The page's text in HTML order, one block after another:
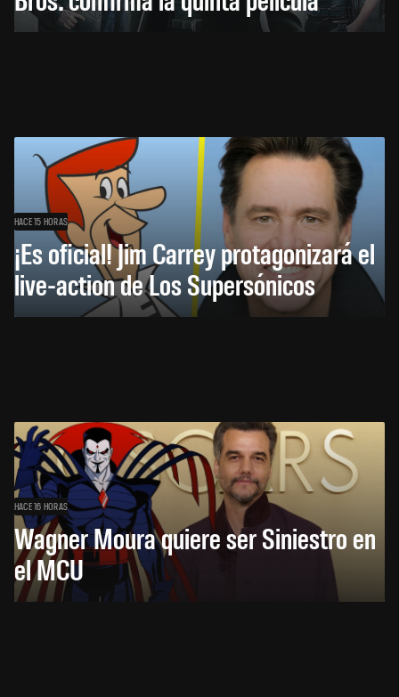
HACE 15 HORAS
¡Es oficial! Jim Carrey protagonizará el
live-action de Los Supersónicos
HACE 16 HORAS
Wagner Moura quiere ser Siniestro en
el MCU